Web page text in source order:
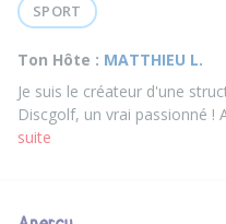
SPORT
Ton Hôte : MATTHIEU L.
Je suis le créateur d'une
Discgolf, un vrai passionné !
suite